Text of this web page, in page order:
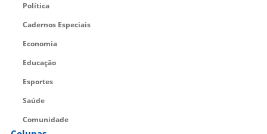
Política
Cadernos Especiais
Economia
Educação
Esportes
Saúde
Comunidade